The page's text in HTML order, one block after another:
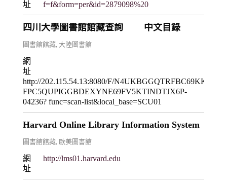
址
f=f&form=per&id=2879098%20
四川大學圖書館館藏查詢 中文目錄
圖書館館藏, 大陸圖書館
網
址
http://202.115.54.13:8080/F/N4UKBGGQTRFBC69KKK
FPC5QUPIGGBDEXYNE69FV5KTINDTJX6P-
04236? func=scan-list&local_base=SCU01
Harvard Online Library Information System
圖書館館藏, 歐美圖書館
網
址
http://lms01.harvard.edu